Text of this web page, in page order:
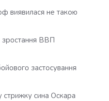
виявилася не такою
зростання ВВП
застосування
сина Оскара